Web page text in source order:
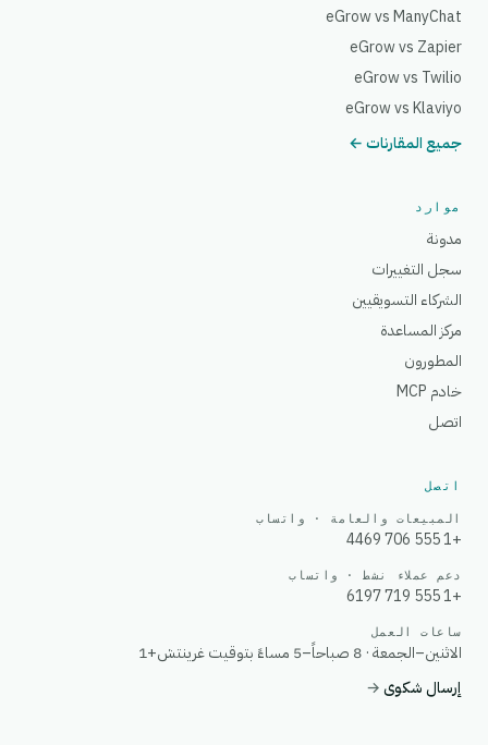
eGrow vs ManyChat
eGrow vs Zapier
eGrow vs Twilio
eGrow vs Klaviyo
جميع المقارنات ←
موارد
مدونة
سجل التغييرات
الشركاء التسويقيين
مركز المساعدة
المطورون
خادم MCP
اتصل
اتصل
المبيعات والعامة · واتساب
+1 555 706 4469
دعم عملاء نشط · واتساب
+1 555 719 6197
ساعات العمل
الاثنين–الجمعة · 8 صباحاً–5 مساءً بتوقيت غرينتش+1
إرسال شكوى→